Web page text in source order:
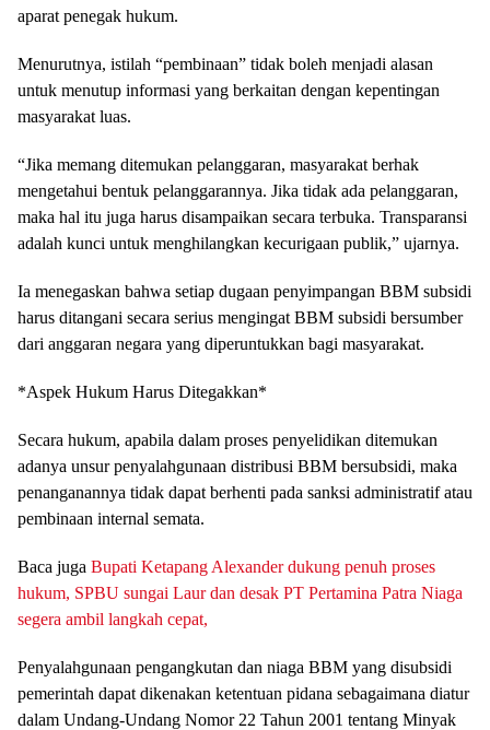
aparat penegak hukum.
Menurutnya, istilah “pembinaan” tidak boleh menjadi alasan
untuk menutup informasi yang berkaitan dengan kepentingan
masyarakat luas.
“Jika memang ditemukan pelanggaran, masyarakat berhak
mengetahui bentuk pelanggarannya. Jika tidak ada pelanggaran,
maka hal itu juga harus disampaikan secara terbuka. Transparansi
adalah kunci untuk menghilangkan kecurigaan publik,” ujarnya.
Ia menegaskan bahwa setiap dugaan penyimpangan BBM subsidi
harus ditangani secara serius mengingat BBM subsidi bersumber
dari anggaran negara yang diperuntukkan bagi masyarakat.
*Aspek Hukum Harus Ditegakkan*
Secara hukum, apabila dalam proses penyelidikan ditemukan
adanya unsur penyalahgunaan distribusi BBM bersubsidi, maka
penanganannya tidak dapat berhenti pada sanksi administratif atau
pembinaan internal semata.
Baca juga Bupati Ketapang Alexander dukung penuh proses
hukum, SPBU sungai Laur dan desak PT Pertamina Patra Niaga
segera ambil langkah cepat,
Penyalahgunaan pengangkutan dan niaga BBM yang disubsidi
pemerintah dapat dikenakan ketentuan pidana sebagaimana diatur
dalam Undang-Undang Nomor 22 Tahun 2001 tentang Minyak